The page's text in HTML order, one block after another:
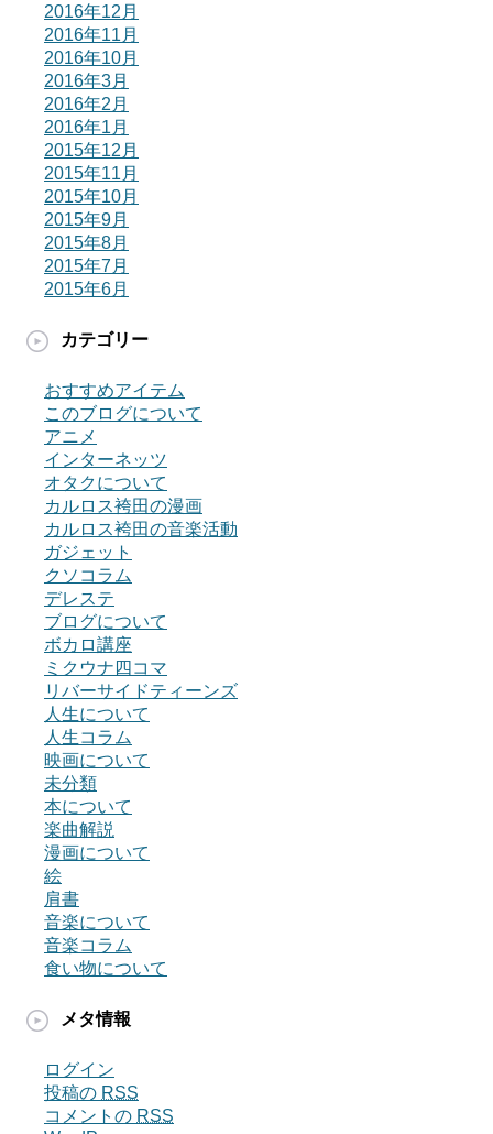
2016年12月
2016年11月
2016年10月
2016年3月
2016年2月
2016年1月
2015年12月
2015年11月
2015年10月
2015年9月
2015年8月
2015年7月
2015年6月
カテゴリー
おすすめアイテム
このブログについて
アニメ
インターネッツ
オタクについて
カルロス袴田の漫画
カルロス袴田の音楽活動
ガジェット
クソコラム
デレステ
ブログについて
ボカロ講座
ミクウナ四コマ
リバーサイドティーンズ
人生について
人生コラム
映画について
未分類
本について
楽曲解説
漫画について
絵
肩書
音楽について
音楽コラム
食い物について
メタ情報
ログイン
投稿の RSS
コメントの RSS